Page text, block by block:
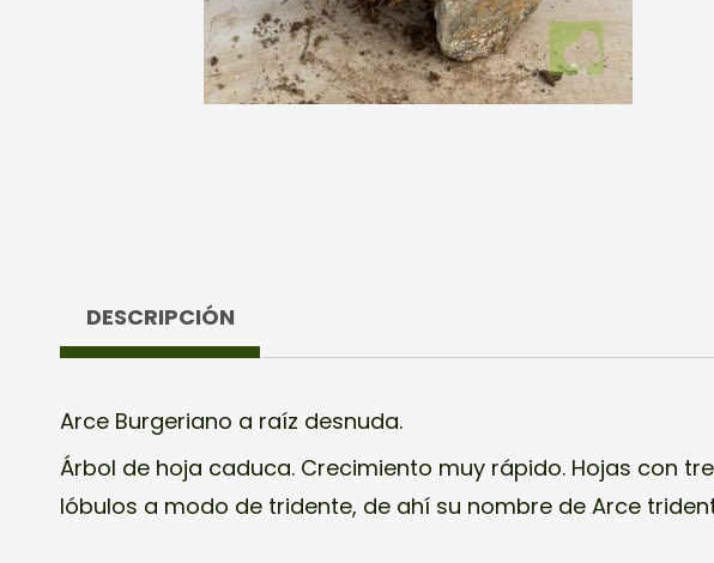
DESCRIPCIÓN
Arce Burgeriano a raíz desnuda.
Árbol de hoja caduca. Crecimiento muy rápido. Hojas con
lóbulos a modo de tridente, de ahí su nombre de Arce